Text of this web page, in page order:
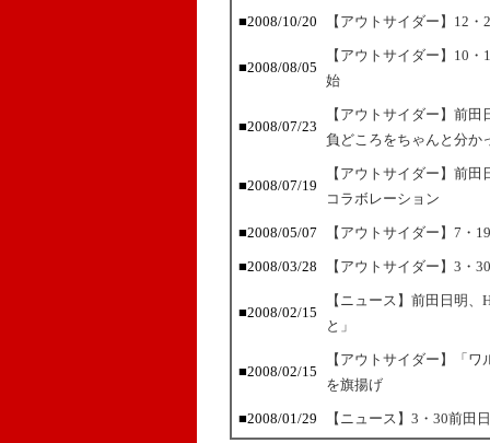
■2008/10/20 【アウトサイダー】12
■2008/08/05
【アウトサイダー】10
始
■2008/07/23
【アウトサイダー】前
負どころをちゃんと分か
■2008/07/19
【アウトサイダー】前
コラボレーション
■2008/05/07 【アウトサイダー】7・
■2008/03/28 【アウトサイダー】3・
■2008/02/15
【ニュース】前田日明
と」
■2008/02/15
【アウトサイダー】「
を旗揚げ
■2008/01/29 【ニュース】3・30前田